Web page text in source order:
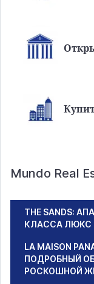
Mundo Real
THE SANDS:
КЛАССА ЛЮКС
LA MAISON
ПОДРОБНЫЙ
РОСКОШНОЙ